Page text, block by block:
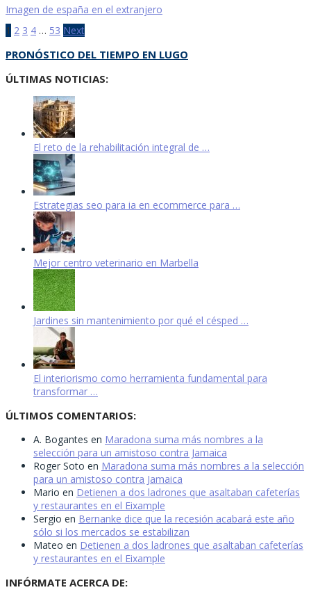
Imagen de españa en el extranjero
Navegación
de
entradas
1 2 3 4 … 53 Next
PRONÓSTICO DEL TIEMPO EN LUGO
ÚLTIMAS NOTICIAS:
El reto de la rehabilitación integral de …
Estrategias seo para ia en ecommerce para …
Mejor centro veterinario en Marbella
Jardines sin mantenimiento por qué el césped …
El interiorismo como herramienta fundamental para
transformar …
ÚLTIMOS COMENTARIOS:
A. Bogantes en Maradona suma más nombres a la
selección para un amistoso contra Jamaica
Roger Soto en Maradona suma más nombres a la selección
para un amistoso contra Jamaica
Mario en Detienen a dos ladrones que asaltaban cafeterías
y restaurantes en el Eixample
Sergio en Bernanke dice que la recesión acabará este año
sólo si los mercados se estabilizan
Mateo en Detienen a dos ladrones que asaltaban cafeterías
y restaurantes en el Eixample
INFÓRMATE ACERCA DE: